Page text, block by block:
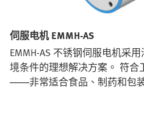
伺服电机 EMMH-AS
EMMH-AS 不锈钢伺服电机采
境条件的理想解决方案。 符
——非常适合食品、制药和包